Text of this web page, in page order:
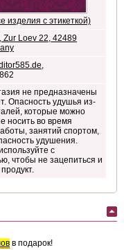
изделия с этикеткой)
Zur Loev 22, 42489
,
не предназначены
Опасность удушья из-
которые можно
носить во время
занятий спортом,
удушения.
с
чтобы не зацепиться и
в подарок!